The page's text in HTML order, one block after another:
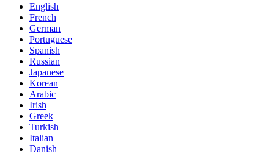
English
French
German
Portuguese
Spanish
Russian
Japanese
Korean
Arabic
Irish
Greek
Turkish
Italian
Danish